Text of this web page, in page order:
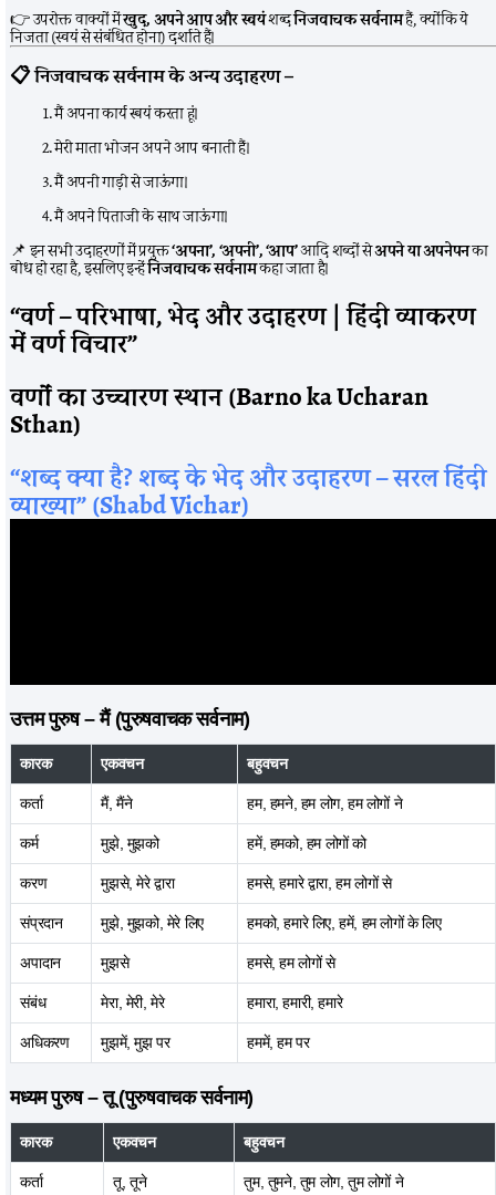
👉 उपरोक्त वाक्यों मेंखुद, अपने आप और स्वयंशब्दनिजवाचक सर्वनामहैं, क्योंकि ये
निजता (स्वयं से संबंधित होना) दर्शाते हैं।
📋निजवाचक सर्वनाम के अन्य उदाहरण –
मैं अपना कार्य स्वयं करता हूं।
मेरी माता भोजन अपने आप बनाती हैं।
मैं अपनी गाड़ी से जाऊंगा।
मैं अपने पिताजी के साथ जाऊंगा।
📌 इन सभी उदाहरणों में प्रयुक्त‘अपना’, ‘अपनी’, ‘आप’आदि शब्दों सेअपने या अपनेपनका
बोध हो रहा है, इसलिए इन्हेंनिजवाचक सर्वनामकहा जाता है।
“वर्ण – परिभाषा, भेद और उदाहरण | हिंदी व्याकरण
में वर्ण विचार”
वर्णों का उच्चारण स्थान (Barno ka Ucharan
Sthan)
“शब्द क्या है? शब्द के भेद और उदाहरण – सरल हिंदी
व्याख्या” (Shabd Vichar)
उत्तम पुरुष – मैं (पुरुषवाचक सर्वनाम)
कारक एकवचन बहुवचन
कर्ता मैं, मैंने हम, हमने, हम लोग, हम लोगों ने
कर्म मुझे, मुझको हमें, हमको, हम लोगों को
करण मुझसे, मेरे द्वारा हमसे, हमारे द्वारा, हम लोगों से
संप्रदान मुझे, मुझको, मेरे लिए हमको, हमारे लिए, हमें, हम लोगों के लिए
अपादान मुझसे हमसे, हम लोगों से
संबंध मेरा, मेरी, मेरे हमारा, हमारी, हमारे
अधिकरण मुझमें, मुझ पर हममें, हम पर
मध्यम पुरुष – तू (पुरुषवाचक सर्वनाम)
कारक एकवचन बहुवचन
कर्ता तू, तूने तुम, तुमने, तुम लोग, तुम लोगों ने